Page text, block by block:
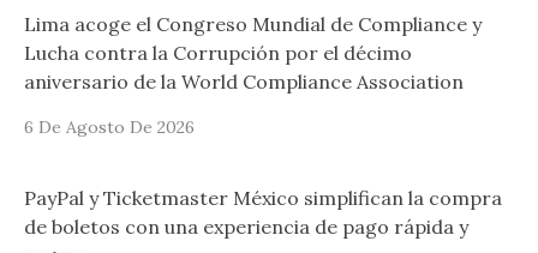
Lima acoge el Congreso Mundial de Compliance y
Lucha contra la Corrupción por el décimo
aniversario de la World Compliance Association
6 De Agosto De 2026
PayPal y Ticketmaster México simplifican la compra
de boletos con una experiencia de pago rápida y